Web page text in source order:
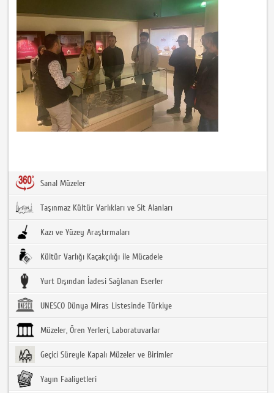
Sanal Müzeler
Taşınmaz Kültür Varlıkları ve Sit Alanları
Kazı ve Yüzey Araştırmaları
Kültür Varlığı Kaçakçılığı ile Mücadele
Yurt Dışından İadesi Sağlanan Eserler
UNESCO Dünya Miras Listesinde Türkiye
Müzeler, Ören Yerleri, Laboratuvarlar
Geçici Süreyle Kapalı Müzeler ve Birimler
Yayın Faaliyetleri